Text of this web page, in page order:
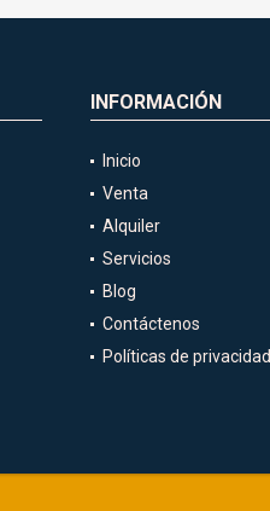
INFORMACIÓN
Inicio
Venta
Alquiler
Servicios
Blog
Contáctenos
Políticas de privacidad